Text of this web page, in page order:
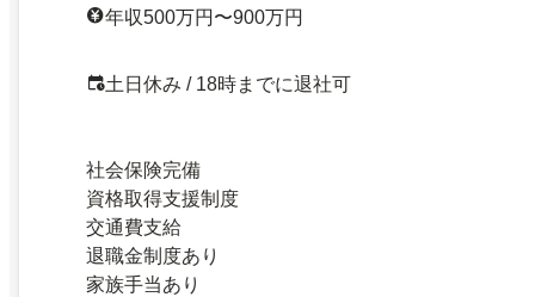
年収500万円〜900万円
土日休み / 18時までに退社可
社会保険完備
資格取得支援制度
交通費支給
退職金制度あり
家族手当あり